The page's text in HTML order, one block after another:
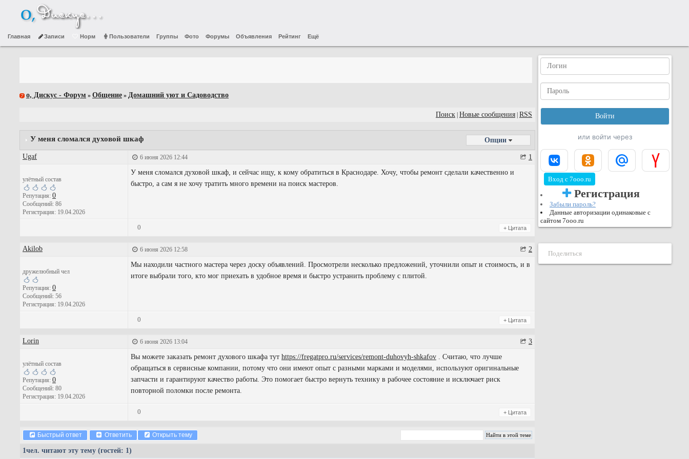
Главная Записи Норм Пользователи Группы Фото Форумы Объявления Рейтинг Ещё
о, Дискус - Форум » Общение » Домашний уют и Садоводство
Поиск Новые сообщения RSS
У меня сломался духовой шкаф Опции
Ugaf 6 июня 2026 12:44 1
улётный состав
Репутация: 0
Сообщений: 86
Регистрация: 19.04.2026
У меня сломался духовой шкаф, и сейчас ищу, к кому обратиться в Краснодаре. Хочу, чтобы ремонт сделали качественно и
быстро, а сам я не хочу тратить много времени на поиск мастеров.
0 + Цитата
Akilob 6 июня 2026 12:58 2
дружелюбный чел
Репутация: 0
Сообщений: 56
Регистрация: 19.04.2026
Мы находили частного мастера через доску объявлений. Просмотрели несколько предложений, уточнили опыт и стоимость, и в
итоге выбрали того, кто мог приехать в удобное время и быстро устранить проблему с плитой.
0 + Цитата
Lorin 6 июня 2026 13:04 3
улётный состав
Репутация: 0
Сообщений: 80
Регистрация: 19.04.2026
Вы можете заказать ремонт духового шкафа тут https://fregatpro.ru/services/remont-duhovyh-shkafov . Считаю, что лучше
обращаться в сервисные компании, потому что они имеют опыт с разными марками и моделями, используют оригинальные
запчасти и гарантируют качество работы. Это помогает быстро вернуть технику в рабочее состояние и исключает риск
повторной поломки после ремонта.
0 + Цитата
Быстрый ответ Ответить Открыть тему
1чел. читают эту тему (гостей: 1)
или войти через
Вход с 7ooo.ru
Регистрация
Забыли пароль?
Данные авторизации одинаковые с
сайтом 7ooo.ru
Поделиться